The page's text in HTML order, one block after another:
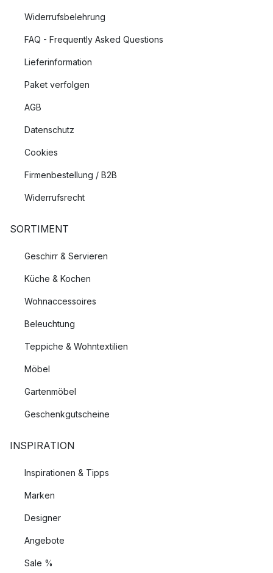
Widerrufsbelehrung
FAQ - Frequently Asked Questions
Lieferinformation
Paket verfolgen
AGB
Datenschutz
Cookies
Firmenbestellung / B2B
Widerrufsrecht
SORTIMENT
Geschirr & Servieren
Küche & Kochen
Wohnaccessoires
Beleuchtung
Teppiche & Wohntextilien
Möbel
Gartenmöbel
Geschenkgutscheine
INSPIRATION
Inspirationen & Tipps
Marken
Designer
Angebote
Sale %